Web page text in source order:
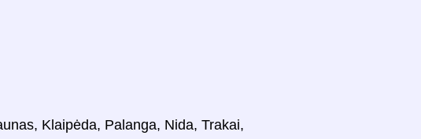
Klaipėda, Palanga, Nida, Trakai,